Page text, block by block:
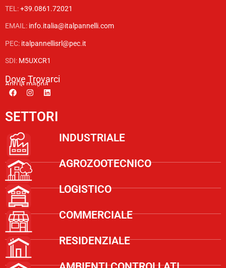
TEL:+39.0861.72021
EMAIL: info.italia@italpannelli.com
PEC: italpannellisrl@pec.it
SDI: M5UXCR1
Dove Trovarci
Apri la mappa
SETTORI
INDUSTRIALE
AGROZOOTECNICO
LOGISTICO
COMMERCIALE
RESIDENZIALE